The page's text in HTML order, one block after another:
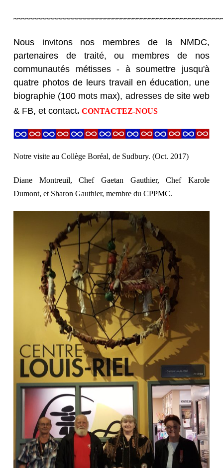
Nous invitons nos membres de la NMDC,
partenaires de traité, ou membres de nos
communautés métisses - à soumettre jusqu'à
quatre photos de leurs travail en éducation, une
biographie (100 mots max), adresses de site web
& FB, et contact. CONTACTEZ-NOUS
Notre visite au Collège Boréal, de Sudbury. (Oct. 2017)
Diane Montreuil, Chef Gaetan Gauthier, Chef Karole
Dumont, et Sharon Gauthier, membre du CPPMC.